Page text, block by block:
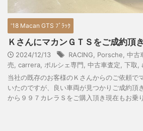
'18 Macan GTS ﾌﾞﾗｯｸ
ＫさんにマカンＧＴＳをご成約頂
2024/12/13 RACING Porsche 中古
売 carrera ポルシェ専門 中古車査定 下取
当社の既存のお客様のＫさんからのご依頼で
いたのですが、良い車両が見つかりご成約
から９９７カレラＳをご購入頂き現在もお乗